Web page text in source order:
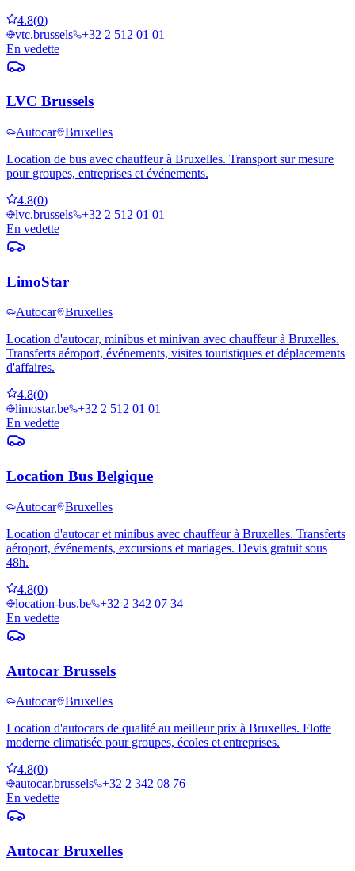
4.8(0)
vtc.brussels
+32 2 512 01 01
En vedette
LVC Brussels
Autocar
Bruxelles
Location de bus avec chauffeur à Bruxelles. Transport sur mesure
pour groupes, entreprises et événements.
4.8(0)
lvc.brussels
+32 2 512 01 01
En vedette
LimoStar
Autocar
Bruxelles
Location d'autocar, minibus et minivan avec chauffeur à Bruxelles.
Transferts aéroport, événements, visites touristiques et déplacements
d'affaires.
4.8(0)
limostar.be
+32 2 512 01 01
En vedette
Location Bus Belgique
Autocar
Bruxelles
Location d'autocar et minibus avec chauffeur à Bruxelles. Transferts
aéroport, événements, excursions et mariages. Devis gratuit sous
48h.
4.8(0)
location-bus.be
+32 2 342 07 34
En vedette
Autocar Brussels
Autocar
Bruxelles
Location d'autocars de qualité au meilleur prix à Bruxelles. Flotte
moderne climatisée pour groupes, écoles et entreprises.
4.8(0)
autocar.brussels
+32 2 342 08 76
En vedette
Autocar Bruxelles